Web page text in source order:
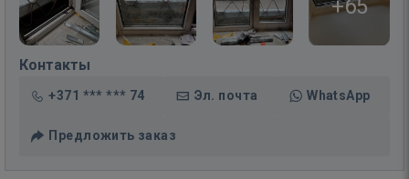
+65
Контакты
+371 *** *** 74 Эл. почта WhatsApp
Предложить заказ